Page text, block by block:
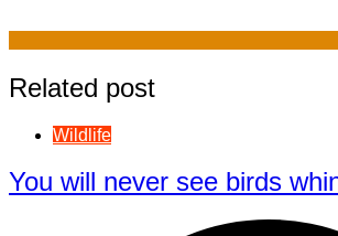
Related post
Wildlife
You will never see birds